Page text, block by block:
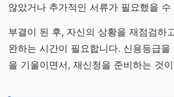
않았거나 추가적인 서류가 필요했을 수
부결이 된 후, 자신의 상황을 재점검하
완하는 시간이 필요합니다. 신용등급
을 기울이면서, 재신청을 준비하는 것